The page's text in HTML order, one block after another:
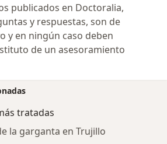
publicados en Doctoralia,
y respuestas, son de
y en ningún caso deben
de un asesoramiento
tratadas
la garganta en Trujillo